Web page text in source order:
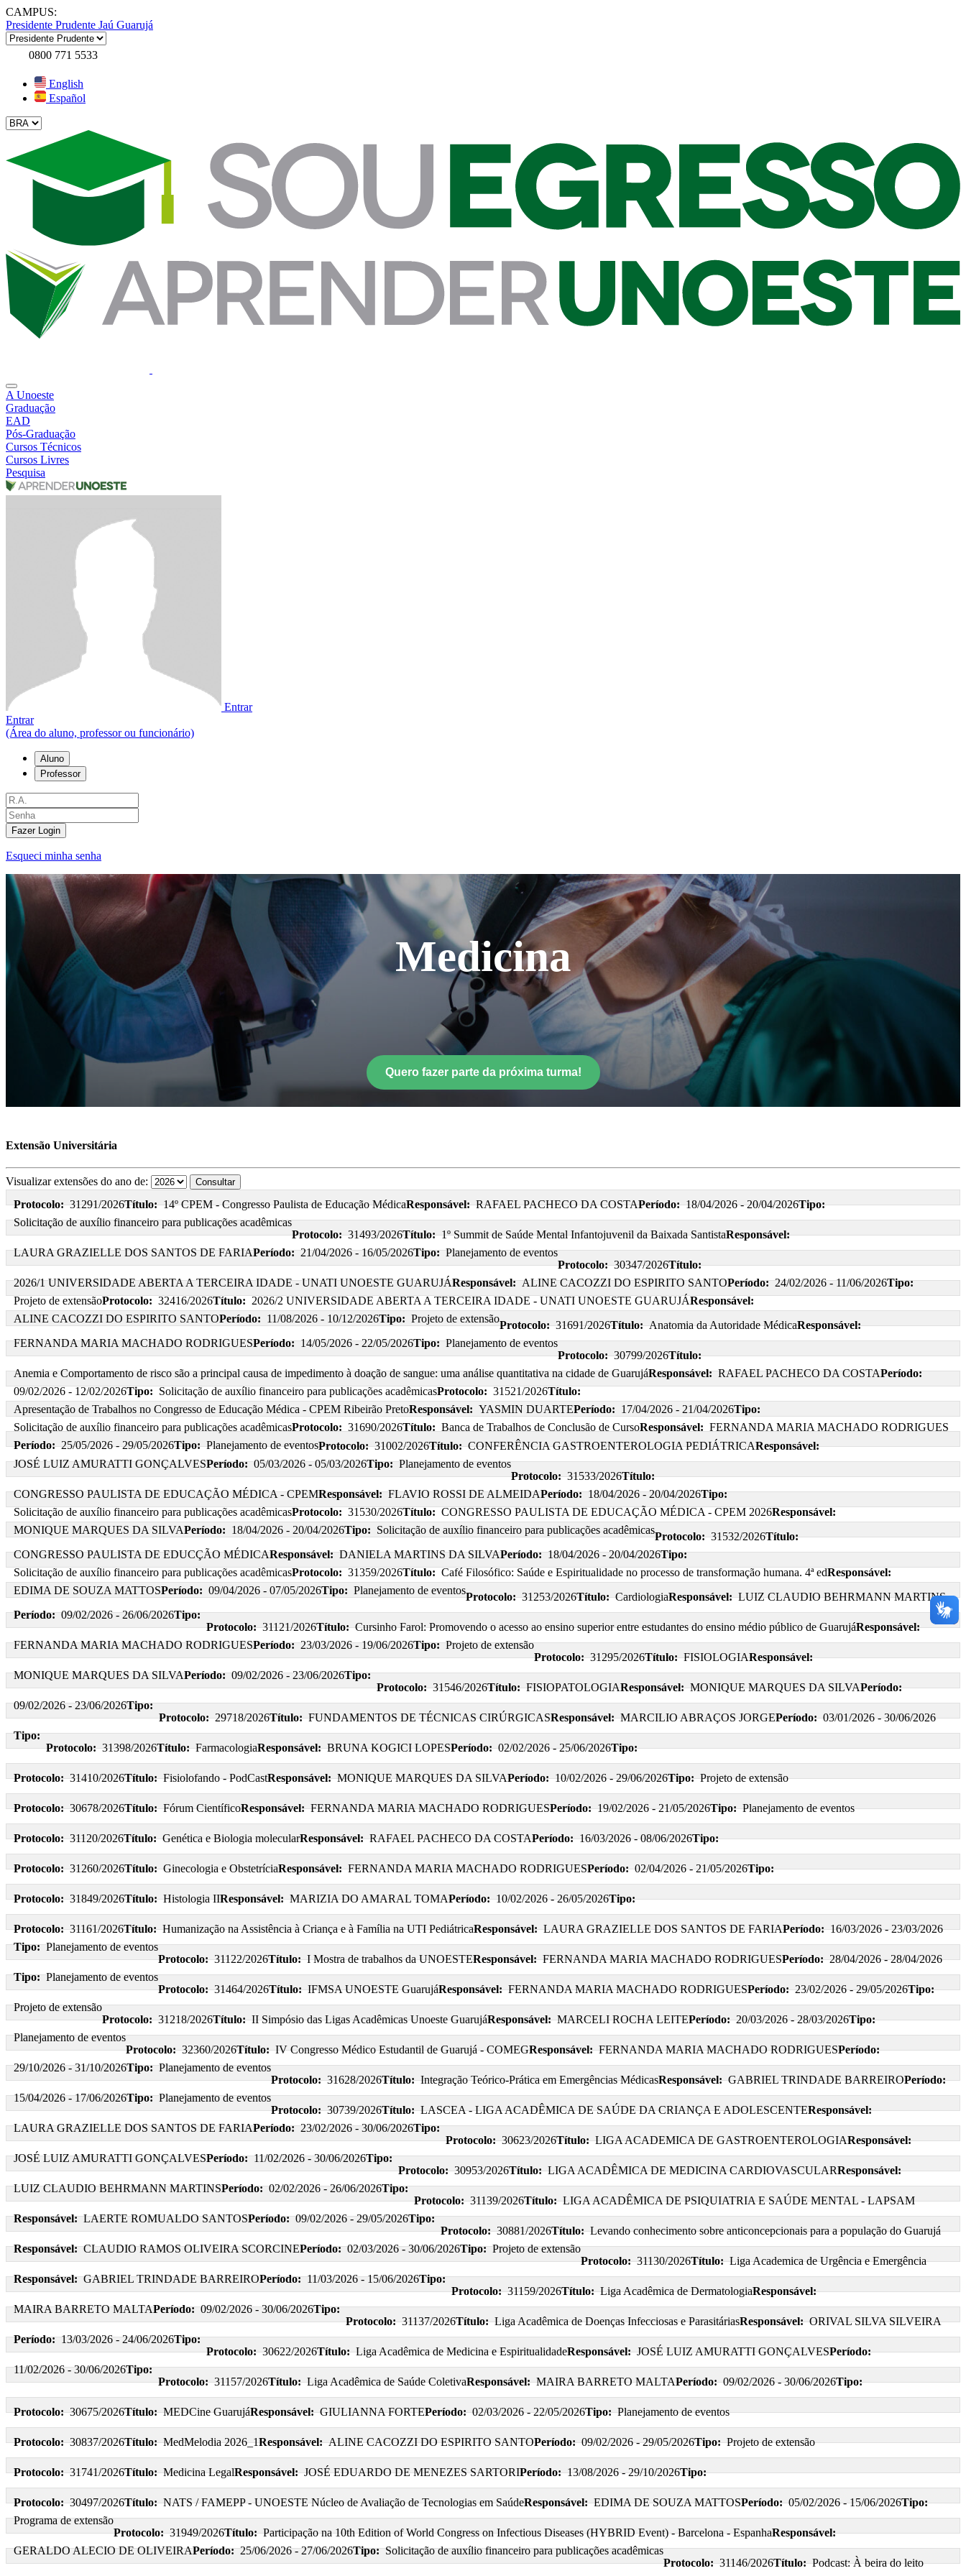
CAMPUS:
Presidente Prudente Jaú Guarujá
0800 771 5533
English
Español
A Unoeste
Graduação
EAD
Pós-Graduação
Cursos Técnicos
Cursos Livres
Pesquisa
Entrar
Entrar
(Área do aluno, professor ou funcionário)
Aluno
Professor
Fazer Login
Esqueci minha senha
Medicina
Quero fazer parte da próxima turma!
Extensão Universitária
Visualizar extensões do ano de:
Protocolo: 31291/2026Título: 14º CPEM - Congresso Paulista de Educação MédicaResponsável: RAFAEL PACHECO DA COSTAPeríodo: 18/04/2026 - 20/04/2026Tipo:
Solicitação de auxílio financeiro para publicações acadêmicas
Protocolo: 31493/2026Título: 1º Summit de Saúde Mental Infantojuvenil da Baixada SantistaResponsável:
LAURA GRAZIELLE DOS SANTOS DE FARIAPeríodo: 21/04/2026 - 16/05/2026Tipo: Planejamento de eventos
Protocolo: 30347/2026Título:
2026/1 UNIVERSIDADE ABERTA A TERCEIRA IDADE - UNATI UNOESTE GUARUJÁResponsável: ALINE CACOZZI DO ESPIRITO SANTOPeríodo: 24/02/2026 - 11/06/2026Tipo:
Projeto de extensãoProtocolo: 32416/2026Título: 2026/2 UNIVERSIDADE ABERTA A TERCEIRA IDADE - UNATI UNOESTE GUARUJÁResponsável:
ALINE CACOZZI DO ESPIRITO SANTOPeríodo: 11/08/2026 - 10/12/2026Tipo: Projeto de extensão
Protocolo: 31691/2026Título: Anatomia da Autoridade MédicaResponsável:
FERNANDA MARIA MACHADO RODRIGUESPeríodo: 14/05/2026 - 22/05/2026Tipo: Planejamento de eventos
Protocolo: 30799/2026Título:
Anemia e Comportamento de risco são a principal causa de impedimento à doação de sangue: uma análise quantitativa na cidade de GuarujáResponsável: RAFAEL PACHECO DA COSTAPeríodo:
09/02/2026 - 12/02/2026Tipo: Solicitação de auxílio financeiro para publicações acadêmicasProtocolo: 31521/2026Título:
Apresentação de Trabalhos no Congresso de Educação Médica - CPEM Ribeirão PretoResponsável: YASMIN DUARTEPeríodo: 17/04/2026 - 21/04/2026Tipo:
Solicitação de auxílio financeiro para publicações acadêmicasProtocolo: 31690/2026Título: Banca de Trabalhos de Conclusão de CursoResponsável: FERNANDA MARIA MACHADO RODRIGUES
Período: 25/05/2026 - 29/05/2026Tipo: Planejamento de eventosProtocolo: 31002/2026Título: CONFERÊNCIA GASTROENTEROLOGIA PEDIÁTRICAResponsável:
JOSÉ LUIZ AMURATTI GONÇALVESPeríodo: 05/03/2026 - 05/03/2026Tipo: Planejamento de eventos
Protocolo: 31533/2026Título:
CONGRESSO PAULISTA DE EDUCAÇÃO MÉDICA - CPEMResponsável: FLAVIO ROSSI DE ALMEIDAPeríodo: 18/04/2026 - 20/04/2026Tipo:
Solicitação de auxílio financeiro para publicações acadêmicasProtocolo: 31530/2026Título: CONGRESSO PAULISTA DE EDUCAÇÃO MÉDICA - CPEM 2026Responsável:
MONIQUE MARQUES DA SILVAPeríodo: 18/04/2026 - 20/04/2026Tipo: Solicitação de auxílio financeiro para publicações acadêmicas
Protocolo: 31532/2026Título:
CONGRESSO PAULISTA DE EDUCÇÃO MÉDICAResponsável: DANIELA MARTINS DA SILVAPeríodo: 18/04/2026 - 20/04/2026Tipo:
Solicitação de auxílio financeiro para publicações acadêmicasProtocolo: 31359/2026Título: Café Filosófico: Saúde e Espiritualidade no processo de transformação humana. 4ª edResponsável:
EDIMA DE SOUZA MATTOSPeríodo: 09/04/2026 - 07/05/2026Tipo: Planejamento de eventos
Protocolo: 31253/2026Título: CardiologiaResponsável: LUIZ CLAUDIO BEHRMANN MARTINS
Período: 09/02/2026 - 26/06/2026Tipo:
Protocolo: 31121/2026Título: Cursinho Farol: Promovendo o acesso ao ensino superior entre estudantes do ensino médio público de GuarujáResponsável:
FERNANDA MARIA MACHADO RODRIGUESPeríodo: 23/03/2026 - 19/06/2026Tipo: Projeto de extensão
Protocolo: 31295/2026Título: FISIOLOGIAResponsável:
MONIQUE MARQUES DA SILVAPeríodo: 09/02/2026 - 23/06/2026Tipo:
Protocolo: 31546/2026Título: FISIOPATOLOGIAResponsável: MONIQUE MARQUES DA SILVAPeríodo:
09/02/2026 - 23/06/2026Tipo:
Protocolo: 29718/2026Título: FUNDAMENTOS DE TÉCNICAS CIRÚRGICASResponsável: MARCILIO ABRAÇOS JORGEPeríodo: 03/01/2026 - 30/06/2026
Tipo:
Protocolo: 31398/2026Título: FarmacologiaResponsável: BRUNA KOGICI LOPESPeríodo: 02/02/2026 - 25/06/2026Tipo:
Protocolo: 31410/2026Título: Fisiolofando - PodCastResponsável: MONIQUE MARQUES DA SILVAPeríodo: 10/02/2026 - 29/06/2026Tipo: Projeto de extensão
Protocolo: 30678/2026Título: Fórum CientíficoResponsável: FERNANDA MARIA MACHADO RODRIGUESPeríodo: 19/02/2026 - 21/05/2026Tipo: Planejamento de eventos
Protocolo: 31120/2026Título: Genética e Biologia molecularResponsável: RAFAEL PACHECO DA COSTAPeríodo: 16/03/2026 - 08/06/2026Tipo:
Protocolo: 31260/2026Título: Ginecologia e ObstetríciaResponsável: FERNANDA MARIA MACHADO RODRIGUESPeríodo: 02/04/2026 - 21/05/2026Tipo:
Protocolo: 31849/2026Título: Histologia IIResponsável: MARIZIA DO AMARAL TOMAPeríodo: 10/02/2026 - 26/05/2026Tipo:
Protocolo: 31161/2026Título: Humanização na Assistência à Criança e à Família na UTI PediátricaResponsável: LAURA GRAZIELLE DOS SANTOS DE FARIAPeríodo: 16/03/2026 - 23/03/2026
Tipo: Planejamento de eventos
Protocolo: 31122/2026Título: I Mostra de trabalhos da UNOESTEResponsável: FERNANDA MARIA MACHADO RODRIGUESPeríodo: 28/04/2026 - 28/04/2026
Tipo: Planejamento de eventos
Protocolo: 31464/2026Título: IFMSA UNOESTE GuarujáResponsável: FERNANDA MARIA MACHADO RODRIGUESPeríodo: 23/02/2026 - 29/05/2026Tipo:
Projeto de extensão
Protocolo: 31218/2026Título: II Simpósio das Ligas Acadêmicas Unoeste GuarujáResponsável: MARCELI ROCHA LEITEPeríodo: 20/03/2026 - 28/03/2026Tipo:
Planejamento de eventos
Protocolo: 32360/2026Título: IV Congresso Médico Estudantil de Guarujá - COMEGResponsável: FERNANDA MARIA MACHADO RODRIGUESPeríodo:
29/10/2026 - 31/10/2026Tipo: Planejamento de eventos
Protocolo: 31628/2026Título: Integração Teórico-Prática em Emergências MédicasResponsável: GABRIEL TRINDADE BARREIROPeríodo:
15/04/2026 - 17/06/2026Tipo: Planejamento de eventos
Protocolo: 30739/2026Título: LASCEA - LIGA ACADÊMICA DE SAÚDE DA CRIANÇA E ADOLESCENTEResponsável:
LAURA GRAZIELLE DOS SANTOS DE FARIAPeríodo: 23/02/2026 - 30/06/2026Tipo:
Protocolo: 30623/2026Título: LIGA ACADEMICA DE GASTROENTEROLOGIAResponsável:
JOSÉ LUIZ AMURATTI GONÇALVESPeríodo: 11/02/2026 - 30/06/2026Tipo:
Protocolo: 30953/2026Título: LIGA ACADÊMICA DE MEDICINA CARDIOVASCULARResponsável:
LUIZ CLAUDIO BEHRMANN MARTINSPeríodo: 02/02/2026 - 26/06/2026Tipo:
Protocolo: 31139/2026Título: LIGA ACADÊMICA DE PSIQUIATRIA E SAÚDE MENTAL - LAPSAM
Responsável: LAERTE ROMUALDO SANTOSPeríodo: 09/02/2026 - 29/05/2026Tipo:
Protocolo: 30881/2026Título: Levando conhecimento sobre anticoncepcionais para a população do Guarujá
Responsável: CLAUDIO RAMOS OLIVEIRA SCORCINEPeríodo: 02/03/2026 - 30/06/2026Tipo: Projeto de extensão
Protocolo: 31130/2026Título: Liga Academica de Urgência e Emergência
Responsável: GABRIEL TRINDADE BARREIROPeríodo: 11/03/2026 - 15/06/2026Tipo:
Protocolo: 31159/2026Título: Liga Acadêmica de DermatologiaResponsável:
MAIRA BARRETO MALTAPeríodo: 09/02/2026 - 30/06/2026Tipo:
Protocolo: 31137/2026Título: Liga Acadêmica de Doenças Infecciosas e ParasitáriasResponsável: ORIVAL SILVA SILVEIRA
Período: 13/03/2026 - 24/06/2026Tipo:
Protocolo: 30622/2026Título: Liga Acadêmica de Medicina e EspiritualidadeResponsável: JOSÉ LUIZ AMURATTI GONÇALVESPeríodo:
11/02/2026 - 30/06/2026Tipo:
Protocolo: 31157/2026Título: Liga Acadêmica de Saúde ColetivaResponsável: MAIRA BARRETO MALTAPeríodo: 09/02/2026 - 30/06/2026Tipo:
Protocolo: 30675/2026Título: MEDCine GuarujáResponsável: GIULIANNA FORTEPeríodo: 02/03/2026 - 22/05/2026Tipo: Planejamento de eventos
Protocolo: 30837/2026Título: MedMelodia 2026_1Responsável: ALINE CACOZZI DO ESPIRITO SANTOPeríodo: 09/02/2026 - 29/05/2026Tipo: Projeto de extensão
Protocolo: 31741/2026Título: Medicina LegalResponsável: JOSÉ EDUARDO DE MENEZES SARTORIPeríodo: 13/08/2026 - 29/10/2026Tipo:
Protocolo: 30497/2026Título: NATS / FAMEPP - UNOESTE Núcleo de Avaliação de Tecnologias em SaúdeResponsável: EDIMA DE SOUZA MATTOSPeríodo: 05/02/2026 - 15/06/2026Tipo:
Programa de extensão
Protocolo: 31949/2026Título: Participação na 10th Edition of World Congress on Infectious Diseases (HYBRID Event) - Barcelona - EspanhaResponsável:
GERALDO ALECIO DE OLIVEIRAPeríodo: 25/06/2026 - 27/06/2026Tipo: Solicitação de auxílio financeiro para publicações acadêmicas
Protocolo: 31146/2026Título: Podcast: À beira do leito